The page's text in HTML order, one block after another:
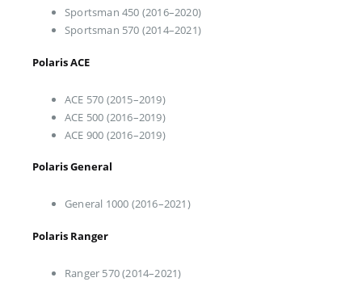
Sportsman 450 (2016–2020)
Sportsman 570 (2014–2021)
Polaris ACE
ACE 570 (2015–2019)
ACE 500 (2016–2019)
ACE 900 (2016–2019)
Polaris General
General 1000 (2016–2021)
Polaris Ranger
Ranger 570 (2014–2021)